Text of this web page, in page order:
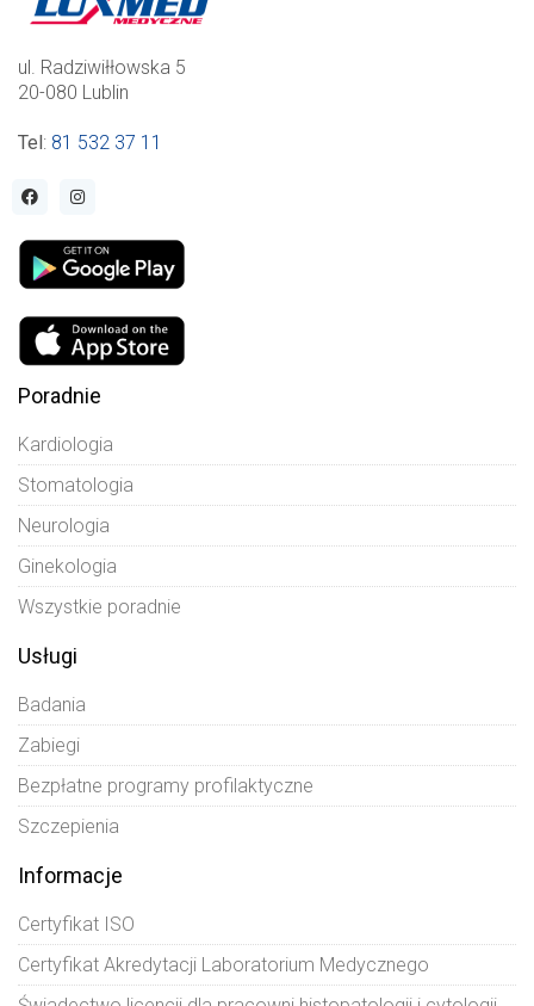
ul. Radziwiłłowska 5
20-080 Lublin
Tel: 81 532 37 11
Poradnie
Kardiologia
Stomatologia
Neurologia
Ginekologia
Wszystkie poradnie
Usługi
Badania
Zabiegi
Bezpłatne programy profilaktyczne
Szczepienia
Informacje
Certyfikat ISO
Certyfikat Akredytacji Laboratorium Medycznego